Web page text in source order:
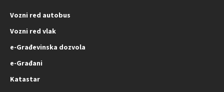
Vozni red autobus
Vozni red vlak
e-Građevinska dozvola
e-Građani
Katastar